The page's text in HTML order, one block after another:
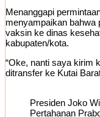
Menanggapi
menyampaikan bahwa
vaksin ke dinas
kabupaten/kota.
“Oke, nanti saya kirim
ditransfer ke Kutai
Presiden Joko
Pertahanan